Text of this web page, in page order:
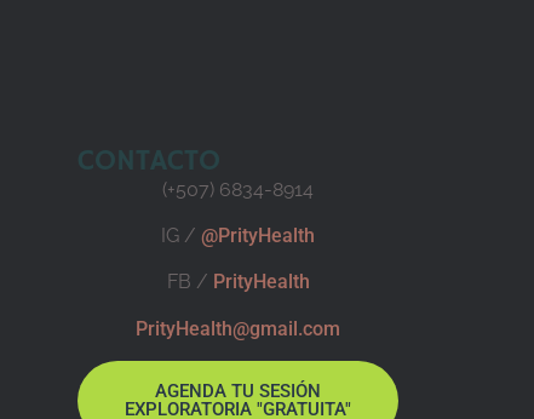
CONTACTO
(+507) 6834-8914
IG / @PrityHealth
FB / PrityHealth
PrityHealth@gmail.com
AGENDA TU SESIÓN
EXPLORATORIA "GRATUITA"